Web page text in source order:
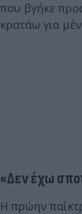
που βγήκε
κρατάω για
«Δεν έχω
Η πρώην